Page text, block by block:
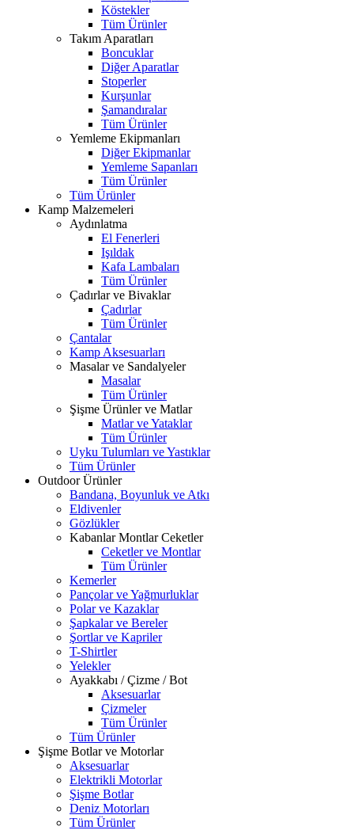
Köstekler
Tüm Ürünler
Takım Aparatları
Boncuklar
Diğer Aparatlar
Stoperler
Kurşunlar
Şamandıralar
Tüm Ürünler
Yemleme Ekipmanları
Diğer Ekipmanlar
Yemleme Sapanları
Tüm Ürünler
Tüm Ürünler
Kamp Malzemeleri
Aydınlatma
El Fenerleri
Işıldak
Kafa Lambaları
Tüm Ürünler
Çadırlar ve Bivaklar
Çadırlar
Tüm Ürünler
Çantalar
Kamp Aksesuarları
Masalar ve Sandalyeler
Masalar
Tüm Ürünler
Şişme Ürünler ve Matlar
Matlar ve Yataklar
Tüm Ürünler
Uyku Tulumları ve Yastıklar
Tüm Ürünler
Outdoor Ürünler
Bandana, Boyunluk ve Atkı
Eldivenler
Gözlükler
Kabanlar Montlar Ceketler
Ceketler ve Montlar
Tüm Ürünler
Kemerler
Pançolar ve Yağmurluklar
Polar ve Kazaklar
Şapkalar ve Bereler
Şortlar ve Kapriler
T-Shirtler
Yelekler
Ayakkabı / Çizme / Bot
Aksesuarlar
Çizmeler
Tüm Ürünler
Tüm Ürünler
Şişme Botlar ve Motorlar
Aksesuarlar
Elektrikli Motorlar
Şişme Botlar
Deniz Motorları
Tüm Ürünler